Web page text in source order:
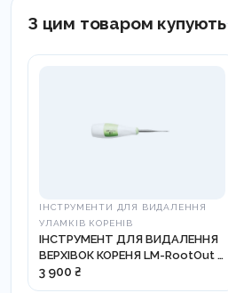
З цим товаром купують
ІНСТРУМЕНТИ ДЛЯ ВИДАЛЕННЯ
УЛАМКІВ КОРЕНІВ
ІНСТРУМЕНТ ДЛЯ ВИДАЛЕННЯ
ВЕРХІВОК КОРЕНЯ LM-RootOut -
812210
3 900 ₴